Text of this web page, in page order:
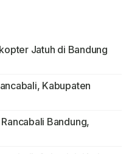
Jatuh di Bandung
Kabupaten
Bandung,